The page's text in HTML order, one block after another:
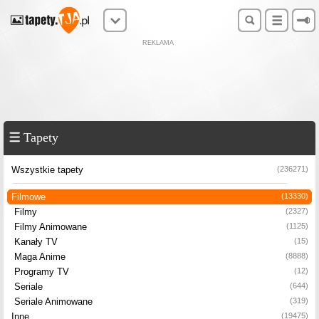
REKLAMA
Tapety
Wszystkie tapety (236271)
Filmowe (13330)
Filmy (2327)
Filmy Animowane (1125)
Kanały TV (15)
Maga Anime (8888)
Programy TV (12)
Seriale (644)
Seriale Animowane (319)
Inne (19475)